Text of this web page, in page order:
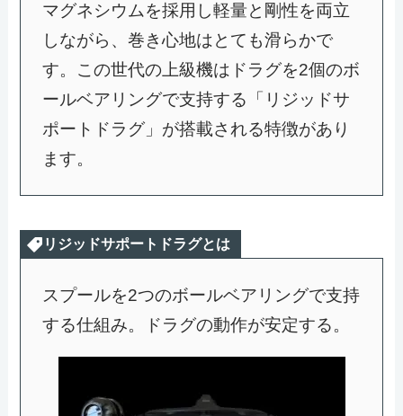
マグネシウムを採用し軽量と剛性を両立
しながら、巻き心地はとても滑らかで
す。この世代の上級機はドラグを2個のボ
ールベアリングで支持する「リジッドサ
ポートドラグ」が搭載される特徴があり
ます。
リジッドサポートドラグとは
スプールを2つのボールベアリングで支持
する仕組み。ドラグの動作が安定する。